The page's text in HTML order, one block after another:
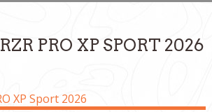
RZR PRO XP SPORT 2026